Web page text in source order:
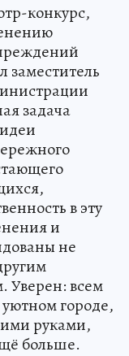
конкурс,
заместитель
задача
в эту
и
не
Уверен: всем
городе,
руками,
больше.